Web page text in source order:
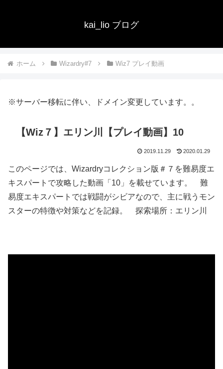
kai_lio ブログ
ホーム Wizardry#7 Wiz7 プレイ動画
※サーバー移転に伴い、ドメイン変更しています。。
【Wiz７】エリン川【プレイ動画】10
2019.11.29 2020.01.29
このページでは、Wizardryコレクション版＃７を難易度エ
キスパートで攻略した動画「10」を載せています。 難
易度エキスパートでは戦闘がシビアなので、主に戦うモン
スターの特徴や対策などを記録。 探索場所：エリン川